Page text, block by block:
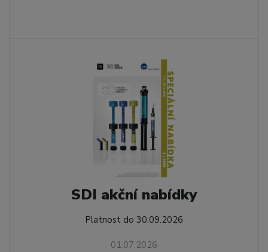
SDI akční nabídky
Platnost do 30.09.2026
01.07.2026